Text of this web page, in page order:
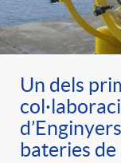
Un dels
bateries